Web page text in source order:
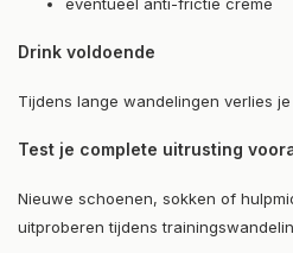
Drink voldoende
Tijdens lange wandelingen verlies
Test je complete uitrusting
Nieuwe schoenen, sokken of
uitproberen tijdens